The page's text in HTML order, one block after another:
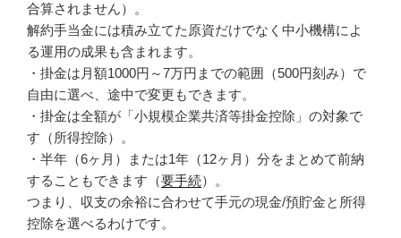
合算されません）。
解約手当金には積み立てた原資だけでなく中小機構によ
る運用の成果も含まれます。
・掛金は月額1000円～7万円までの範囲（500円刻み）で
自由に選べ、途中で変更もできます。
・掛金は全額が「小規模企業共済等掛金控除」の対象で
す（所得控除）。
・半年（6ヶ月）または1年（12ヶ月）分をまとめて前納
することもできます（要手続）。
つまり、収支の余裕に合わせて手元の現金/預貯金と所得
控除を選べるわけです。